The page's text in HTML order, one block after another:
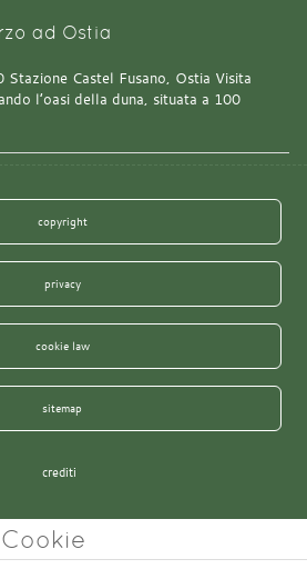
ad Ostia
Stazione Castel Fusano, Ostia Visita
l’oasi della duna, situata a 100
copyright
privacy
cookie law
sitemap
crediti